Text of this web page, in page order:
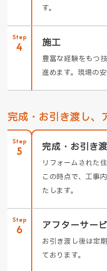
す。
Step
4 施工
豊富な経験をもつ
進めます。現場の
完成・お引き渡し、
Step
5 完成・お引き
リフォームされた
この時点で、工事
たします。
Step
6 アフターサー
お引き渡し後は定
ております。